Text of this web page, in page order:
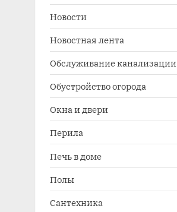
Новости
Новостная лента
Обслуживание канализации
Обустройство огорода
Окна и двери
Перила
Печь в доме
Полы
Сантехника